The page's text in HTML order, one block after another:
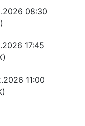
08:30
17:45
11:00